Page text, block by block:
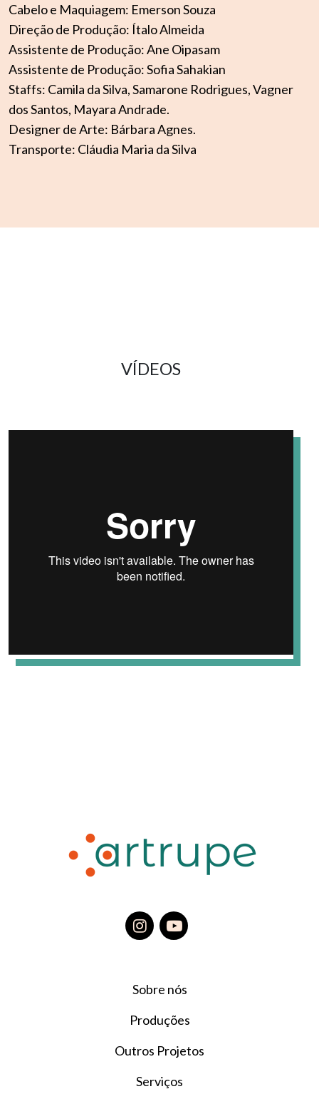
Cabelo e Maquiagem: Emerson Souza
Direção de Produção: Ítalo Almeida
Assistente de Produção: Ane Oipasam
Assistente de Produção: Sofia Sahakian
Staffs: Camila da Silva, Samarone Rodrigues, Vagner
dos Santos, Mayara Andrade.
Designer de Arte: Bárbara Agnes.
Transporte: Cláudia Maria da Silva
VÍDEOS
Sobre nós
Produções
Outros Projetos
Serviços